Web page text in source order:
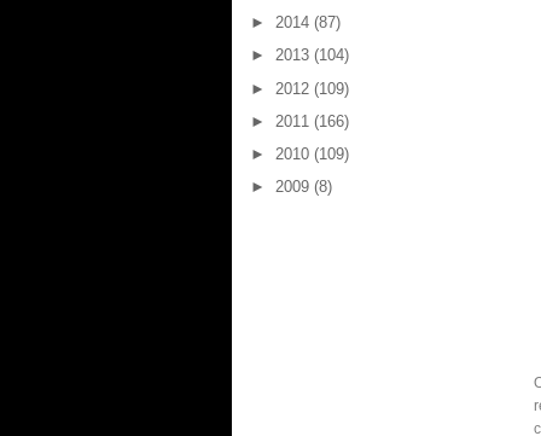
► 2014 (87)
► 2013 (104)
► 2012 (109)
► 2011 (166)
► 2010 (109)
► 2009 (8)